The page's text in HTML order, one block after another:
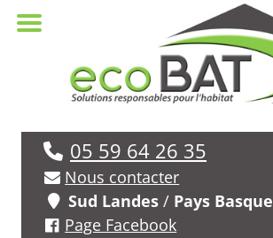
05 59 64 26 35
Nous contacter
Sud Landes / Pays Basque
Page Facebook